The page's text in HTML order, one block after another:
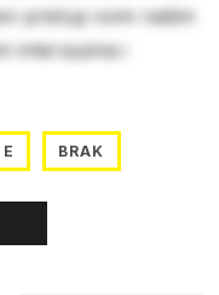
pristup svim našim
intervjuima i
BRAK